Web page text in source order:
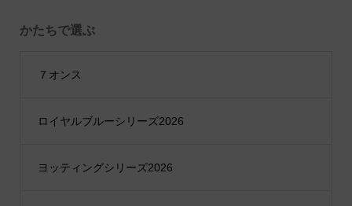
かたちで選ぶ
７オンス
ロイヤルブルーシリーズ2026
ヨッティングシリーズ2026